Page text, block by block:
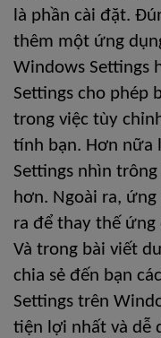
là phần cài đặt.
thêm một ứng
Windows Settings
Settings cho phép
trong việc tùy
tính bạn. Hơn nữa
Settings nhìn
hơn. Ngoài ra,
ra để thay thế ứng
Và trong bài viết
chia sẻ đến bạn
Settings trên
tiện lợi nhất và dễ